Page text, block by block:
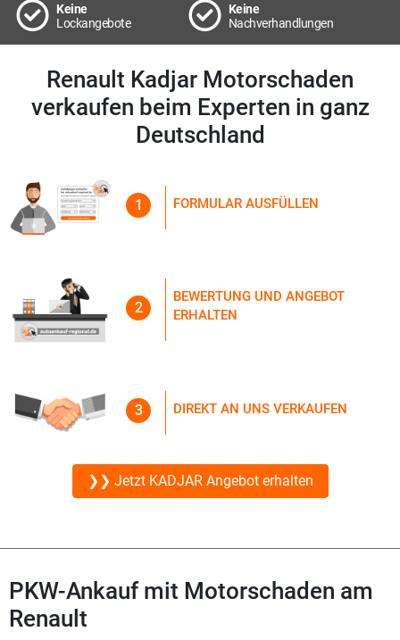
Keine
Lockangebote
Keine
Nachverhandlungen
Renault Kadjar Motorschaden
verkaufen beim Experten in ganz
Deutschland
1 FORMULAR AUSFÜLLEN
2
BEWERTUNG UND ANGEBOT
ERHALTEN
3 DIREKT AN UNS VERKAUFEN
❯❯ Jetzt KADJAR Angebot erhalten
PKW-Ankauf mit Motorschaden am
Renault